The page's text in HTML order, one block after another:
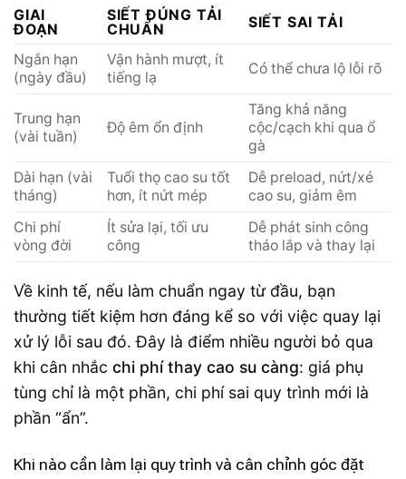
GIAI
ĐOẠN
SIẾT ĐÚNG TẢI
CHUẨN
SIẾT SAI TẢI
Ngắn hạn
(ngày đầu)
Vận hành mượt, ít
tiếng lạ
Có thể chưa lộ lỗi rõ
Trung hạn
(vài tuần)
Độ êm ổn định
Tăng khả năng
cộc/cạch khi qua ổ
gà
Dài hạn (vài
tháng)
Tuổi thọ cao su tốt
hơn, ít nứt mép
Dễ preload, nứt/xé
cao su, giảm êm
Chi phí
vòng đời
Ít sửa lại, tối ưu
công
Dễ phát sinh công
tháo lắp và thay lại
Về kinh tế, nếu làm chuẩn ngay từ đầu, bạn
thường tiết kiệm hơn đáng kể so với việc quay lại
xử lý lỗi sau đó. Đây là điểm nhiều người bỏ qua
khi cân nhắc chi phí thay cao su càng: giá phụ
tùng chỉ là một phần, chi phí sai quy trình mới là
phần “ẩn”.
Khi nào cần làm lại quy trình và cân chỉnh góc đặt